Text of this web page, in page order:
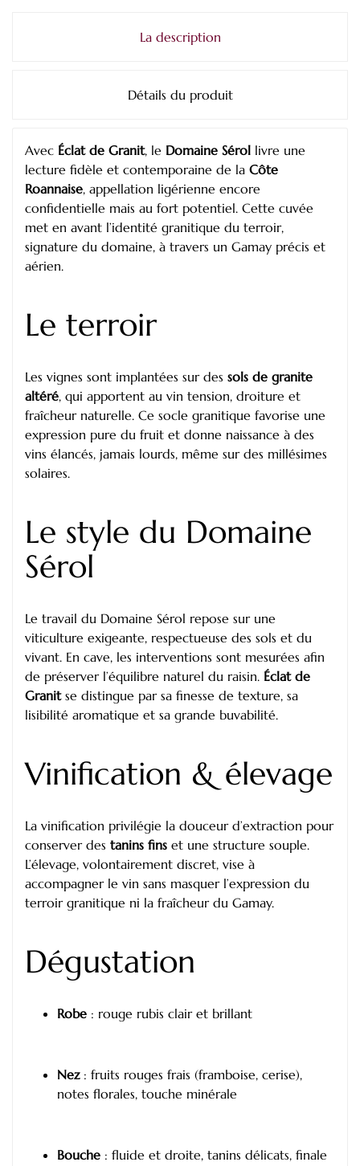
La description
Détails du produit
Avec Éclat de Granit, le Domaine Sérol livre une
lecture fidèle et contemporaine de la Côte
Roannaise, appellation ligérienne encore
confidentielle mais au fort potentiel. Cette cuvée
met en avant l’identité granitique du terroir,
signature du domaine, à travers un Gamay précis et
aérien.
Le terroir
Les vignes sont implantées sur des sols de granite
altéré, qui apportent au vin tension, droiture et
fraîcheur naturelle. Ce socle granitique favorise une
expression pure du fruit et donne naissance à des
vins élancés, jamais lourds, même sur des millésimes
solaires.
Le style du Domaine
Sérol
Le travail du Domaine Sérol repose sur une
viticulture exigeante, respectueuse des sols et du
vivant. En cave, les interventions sont mesurées afin
de préserver l’équilibre naturel du raisin. Éclat de
Granitse distingue par sa finesse de texture, sa
lisibilité aromatique et sa grande buvabilité.
Vinification & élevage
La vinification privilégie la douceur d’extraction pour
conserver des tanins fins et une structure souple.
L’élevage, volontairement discret, vise à
accompagner le vin sans masquer l’expression du
terroir granitique ni la fraîcheur du Gamay.
Dégustation
Robe : rouge rubis clair et brillant
Nez: fruits rouges frais (framboise, cerise),
notes florales, touche minérale
Bouche : fluide et droite, tanins délicats, finale